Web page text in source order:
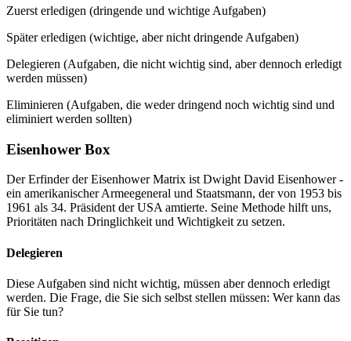
Zuerst erledigen (dringende und wichtige Aufgaben)
Später erledigen (wichtige, aber nicht dringende Aufgaben)
Delegieren (Aufgaben, die nicht wichtig sind, aber dennoch erledigt
werden müssen)
Eliminieren (Aufgaben, die weder dringend noch wichtig sind und
eliminiert werden sollten)
Eisenhower Box
Der Erfinder der Eisenhower Matrix ist Dwight David Eisenhower -
ein amerikanischer Armeegeneral und Staatsmann, der von 1953 bis
1961 als 34. Präsident der USA amtierte. Seine Methode hilft uns,
Prioritäten nach Dringlichkeit und Wichtigkeit zu setzen.
Delegieren
Diese Aufgaben sind nicht wichtig, müssen aber dennoch erledigt
werden. Die Frage, die Sie sich selbst stellen müssen: Wer kann das
für Sie tun?